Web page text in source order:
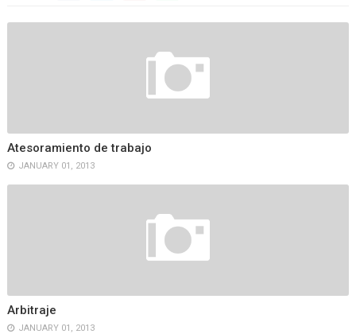
Atesoramiento de trabajo
JANUARY 01, 2013
Arbitraje
JANUARY 01, 2013